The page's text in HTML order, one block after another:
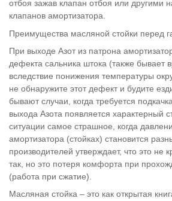
отбоя зажав клапан отбоя или другими
клапанов амортизатора.
Преимущества масляной стойки перед
При выходе Азот из патрона
дефекта сальника штока (также бывает
вследствие понижения температуры
не обнаружите этот дефект и будите
бывают случаи, когда требуется
выхода Азота появляется характерный
ситуации самое страшное, когда
амортизатора (стойках) становится
производителей утверждает, что это не
так, но это потеря комфорта при
(работа при сжатие).
Масляная стойка – это как открытая